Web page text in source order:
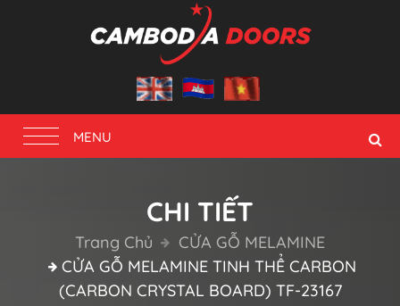
Toggle
navigation
MENU
CHI TIẾT
Trang Chủ
CỬA GỖ MELAMINE
CỬA GỖ MELAMINE TINH THỂ CARBON
(CARBON CRYSTAL BOARD) TF-23167